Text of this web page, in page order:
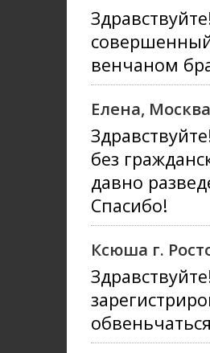
венчаном
Елена, Москва
без
давно
Спасибо!
Ксюша г.